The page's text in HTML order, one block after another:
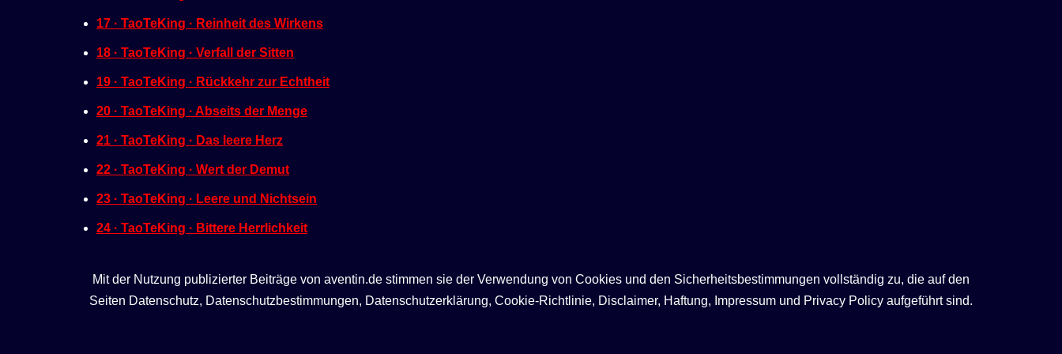
17 · TaoTeKing · Reinheit des Wirkens
18 · TaoTeKing · Verfall der Sitten
19 · TaoTeKing · Rückkehr zur Echtheit
20 · TaoTeKing · Abseits der Menge
21 · TaoTeKing · Das leere Herz
22 · TaoTeKing · Wert der Demut
23 · TaoTeKing · Leere und Nichtsein
24 · TaoTeKing · Bittere Herrlichkeit
Mit der Nutzung publizierter Beiträge von aventin.de stimmen sie der Verwendung von Cookies und den Sicherheitsbestimmungen vollständig zu, die auf den
Seiten Datenschutz, Datenschutzbestimmungen, Datenschutzerklärung, Cookie-Richtlinie, Disclaimer, Haftung, Impressum und Privacy Policy aufgeführt sind.